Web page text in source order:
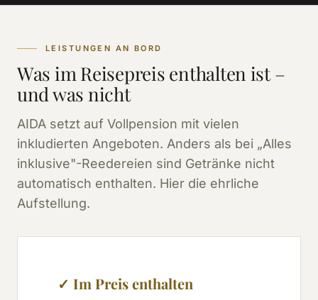
LEISTUNGEN AN BORD
Was im Reisepreis enthalten ist –
und was nicht
AIDA setzt auf Vollpension mit vielen
inkludierten Angeboten. Anders als bei „Alles
inklusive"-Reedereien sind Getränke nicht
automatisch enthalten. Hier die ehrliche
Aufstellung.
✓ Im Preis enthalten